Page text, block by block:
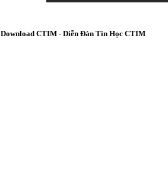
Download CTIM - Diễn Đàn Tin Học CTIM